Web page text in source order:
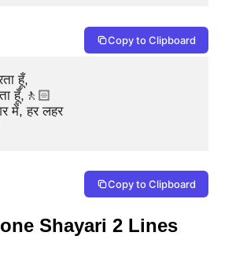
Copy to Clipboard
हूँ,
हूँ,🚶🏻
में, हर लहर
Copy to Clipboard
Shayari 2 Lines